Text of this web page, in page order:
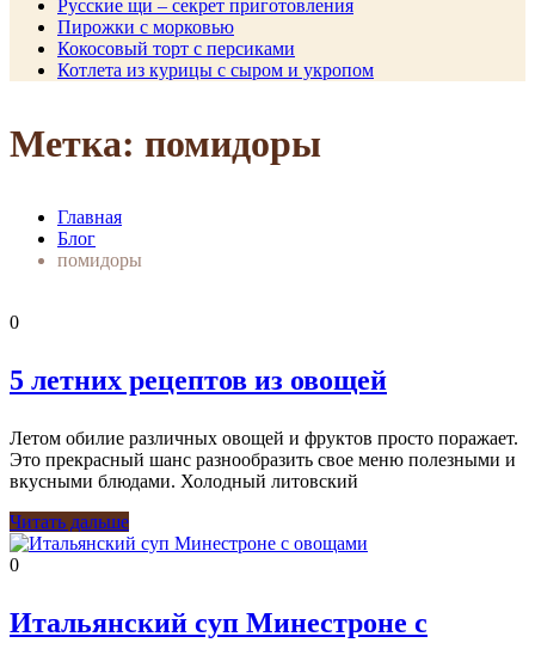
Русские щи – секрет приготовления
Пирожки с морковью
Кокосовый торт с персиками
Котлета из курицы с сыром и укропом
Метка: помидоры
Главная
Блог
помидоры
0
5 летних рецептов из овощей
Летом обилие различных овощей и фруктов просто поражает.
Это прекрасный шанс разнообразить свое меню полезными и
вкусными блюдами. Холодный литовский
Читать дальше
0
Итальянский суп Минестроне с